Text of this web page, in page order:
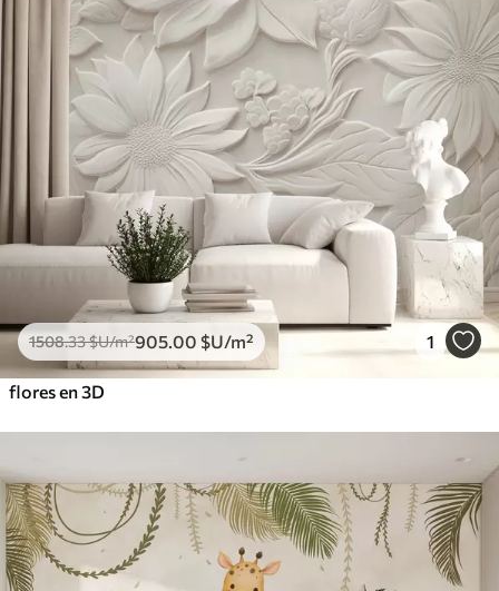
1508.33$U/m²905 .00 $U/m² 1
flores en 3D